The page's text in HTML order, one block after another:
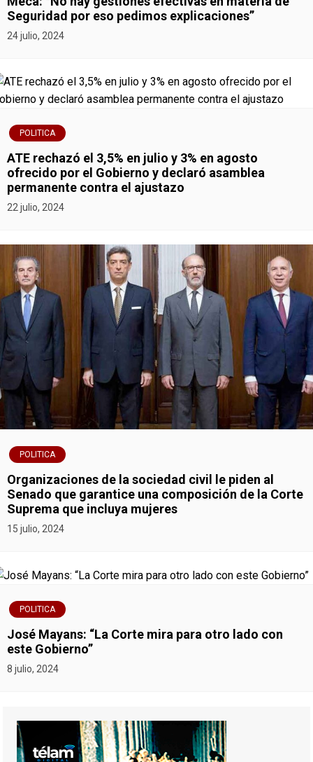
r
a
d
a
s
Seguridad por eso pedimos explicaciones”
24 julio, 2024
POLITICA
ATE rechazó el 3,5% en julio y 3% en agosto
ofrecido por el Gobierno y declaró asamblea
permanente contra el ajustazo
22 julio, 2024
POLITICA
Organizaciones de la sociedad civil le piden al
Senado que garantice una composición de la Corte
Suprema que incluya mujeres
15 julio, 2024
POLITICA
José Mayans: “La Corte mira para otro lado con
este Gobierno”
8 julio, 2024